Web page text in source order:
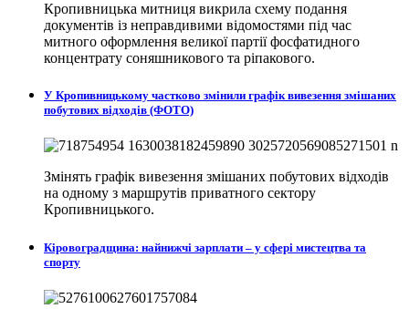
Кропивницька митниця викрила схему подання
документів із неправдивими відомостями під час
митного оформлення великої партії фосфатидного
концентрату соняшникового та ріпакового.
У Кропивницькому частково змінили графік вивезення змішаних
побутових відходів (ФОТО)
Змінять графік вивезення змішаних побутових відходів
на одному з маршрутів приватного сектору
Кропивницького.
Кіровоградщина: найнижчі зарплати – у сфері мистецтва та
спорту